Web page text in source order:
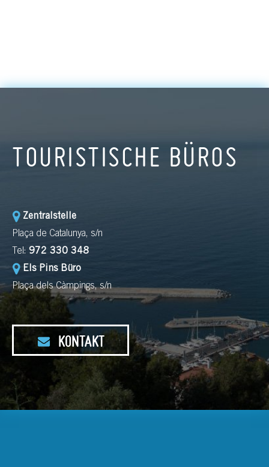
TOURISTISCHE BÜROS
Zentralstelle
Plaça de Catalunya, s/n
Tel: 972 330 348
Els Pins Büro
Plaça dels Càmpings, s/n
KONTAKT